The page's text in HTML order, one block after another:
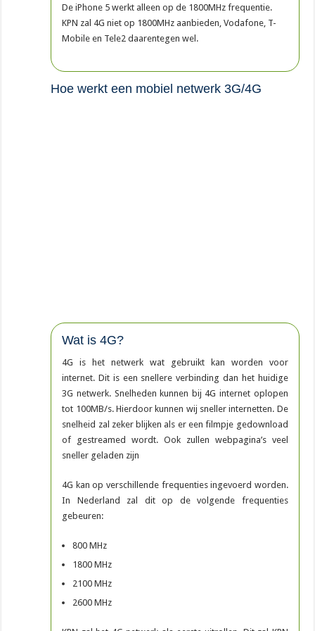
De iPhone 5 werkt alleen op de 1800MHz frequentie.
KPN zal 4G niet op 1800MHz aanbieden, Vodafone, T-
Mobile en Tele2 daarentegen wel.
Hoe werkt een mobiel netwerk 3G/4G
Wat is 4G?
4G is het netwerk wat gebruikt kan worden voor
internet. Dit is een snellere verbinding dan het huidige
3G netwerk. Snelheden kunnen bij 4G internet oplopen
tot 100MB/s. Hierdoor kunnen wij sneller internetten. De
snelheid zal zeker blijken als er een filmpje gedownload
of gestreamed wordt. Ook zullen webpagina’s veel
sneller geladen zijn
4G kan op verschillende frequenties ingevoerd worden.
In Nederland zal dit op de volgende frequenties
gebeuren:
800 MHz
1800 MHz
2100 MHz
2600 MHz